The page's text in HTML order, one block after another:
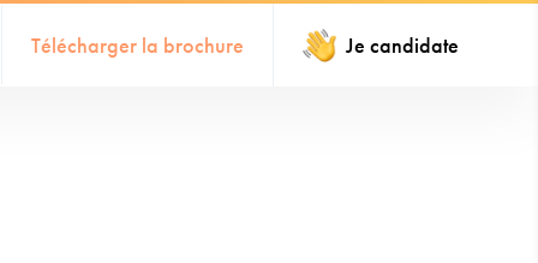
Télécharger la brochure Je candidate